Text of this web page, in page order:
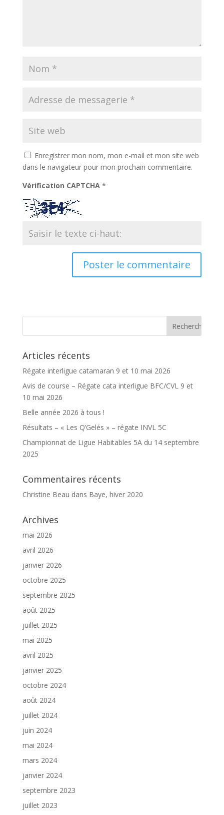
Enregistrer mon nom, mon e-mail et mon site web
dans le navigateur pour mon prochain commentaire.
Vérification CAPTCHA *
Articles récents
Régate interligue catamaran 9 et 10 mai 2026
Avis de course – Régate cata interligue BFC/CVL 9 et
10 mai 2026
Belle année 2026 à tous !
Résultats – « Les Q’Gelés » – régate INVL 5C
Championnat de Ligue Habitables 5A du 14 septembre
2025
Commentaires récents
Christine Beau dans Baye, hiver 2020
Archives
mai 2026
avril 2026
janvier 2026
octobre 2025
septembre 2025
août 2025
juillet 2025
mai 2025
avril 2025
janvier 2025
octobre 2024
août 2024
juillet 2024
juin 2024
mai 2024
mars 2024
janvier 2024
septembre 2023
juillet 2023